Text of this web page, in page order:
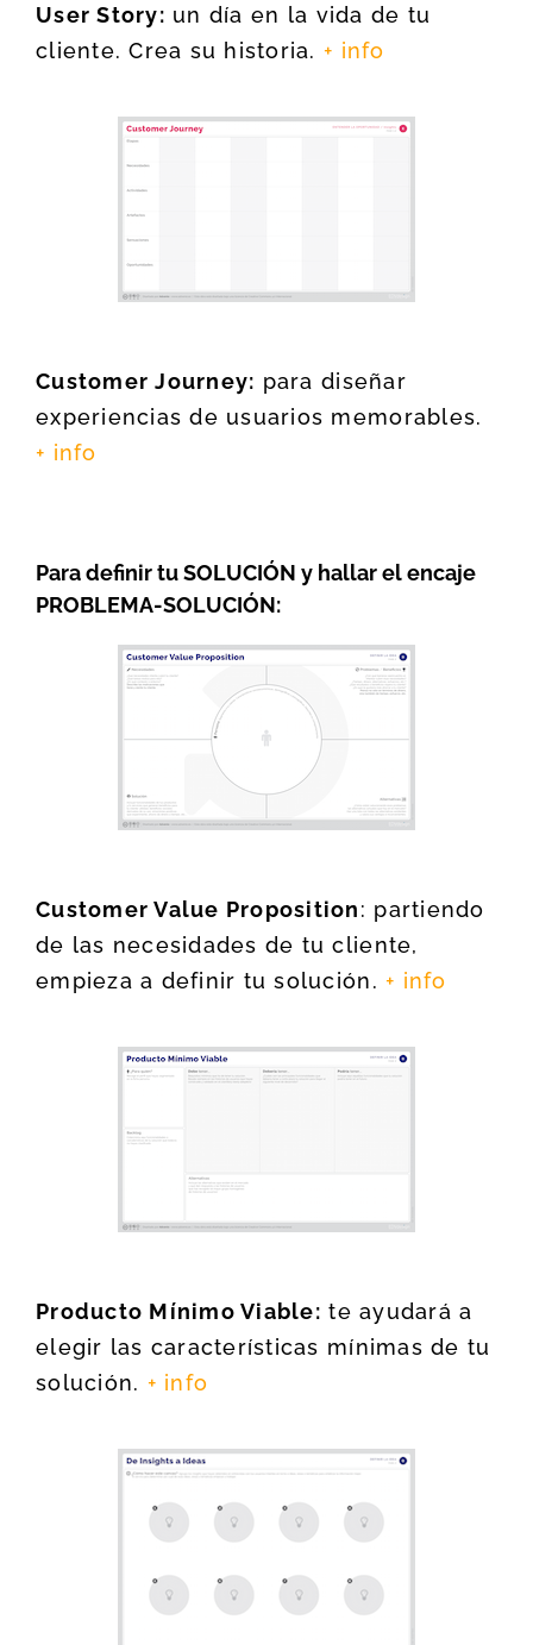
User Story: un día en la vida de tu
cliente. Crea su historia.+ info
Customer Journey: para diseñar
experiencias de usuarios memorables.
+ info
Para definir tu SOLUCIÓN y hallar el encaje
PROBLEMA-SOLUCIÓN:
Customer Value Proposition: partiendo
de las necesidades de tu cliente,
empieza a definir tu solución.+ info
Producto Mínimo Viable: te ayudará a
elegir las características mínimas de tu
solución. + info